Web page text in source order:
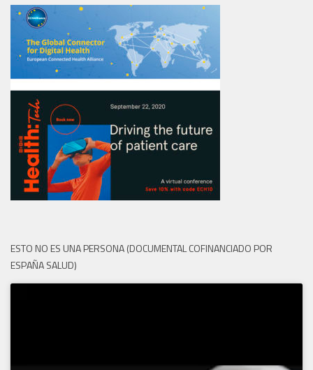
ESTO NO ES UNA PERSONA (DOCUMENTAL COFINANCIADO POR
ESPAÑA SALUD)